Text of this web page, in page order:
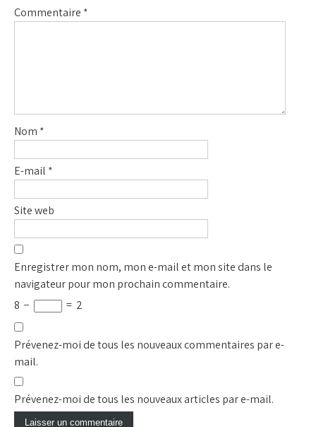
Commentaire *
Nom *
E-mail *
Site web
Enregistrer mon nom, mon e-mail et mon site dans le
navigateur pour mon prochain commentaire.
8 − = 2
Prévenez-moi de tous les nouveaux commentaires par e-
mail.
Prévenez-moi de tous les nouveaux articles par e-mail.